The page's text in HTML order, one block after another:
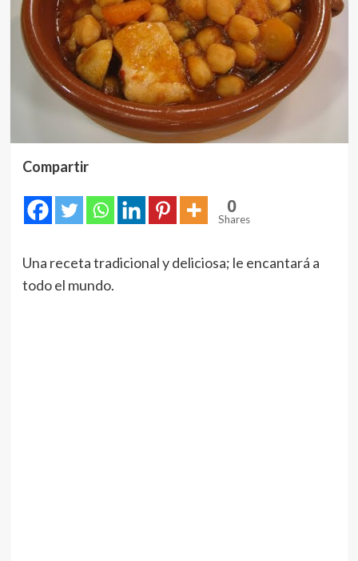
Compartir
0
Shares
Una receta tradicional y deliciosa; le encantará a
todo el mundo.